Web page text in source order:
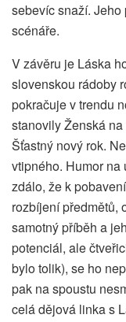
sebevíc snaží.
scénáře.
V závěru je Láska
slovenskou rádoby
pokračuje v trendu
stanovily Ženská
Šťastný nový rok.
vtipného. Humor na
zdálo, že k
rozbíjení předmětů,
samotný příběh a
potenciál, ale
bylo tolik), se ho
pak na spoustu
celá dějová linka s